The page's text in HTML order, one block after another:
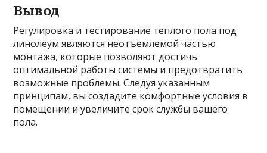
Вывод
Регулировка и тестирование теплого пола под
линолеум являются неотъемлемой частью
монтажа, которые позволяют достичь
оптимальной работы системы и предотвратить
возможные проблемы. Следуя указанным
принципам, вы создадите комфортные условия в
помещении и увеличите срок службы вашего
пола.